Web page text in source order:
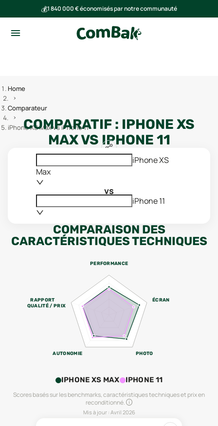
💰1 840 000 € économisés par notre communauté
Home
Comparateur
iPhone XS Max vs iPhone 11
COMPARATIF : IPHONE XS
MAXVS IPHONE 11
iPhone XS
Max
vs
iPhone 11
COMPARAISON DES
CARACTÉRISTIQUES TECHNIQUES
PERFORMANCE
ÉCRAN
PHOTO
AUTONOMIE
RAPPORT
QUALITÉ / PRIX
IPHONE XS MAX IPHONE 11
Scores basés sur les benchmarks, caractéristiques techniques et prix en
reconditionné.
Mis à jour : Avril 2026